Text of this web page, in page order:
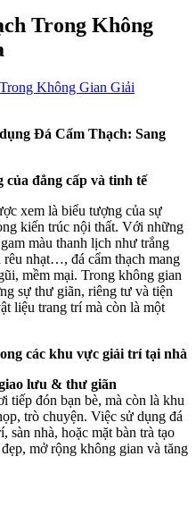
Trong Không
Đá Cẩm Thạch: Sang
đẳng cấp và tinh tế
xem là biểu tượng của sự
kiến trúc nội thất. Với những
màu thanh lịch như trắng
rêu nhạt…, đá cẩm thạch mang
mềm mại. Trong không gian
sự thư giãn, riêng tư và tiện
liệu trang trí mà còn là một
các khu vực giải trí tại nhà
lưu & thư giãn
tiếp đón bạn bè, mà còn là khu
trò chuyện. Việc sử dụng đá
sàn nhà, hoặc mặt bàn trà tạo
mở rộng không gian và tăng